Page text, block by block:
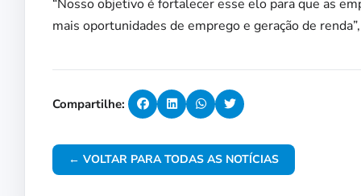
“Nosso objetivo é fortalecer esse elo para que as
mais oportunidades de emprego e geração de
Compartilhe:
← VOLTAR PARA TODAS AS NOTÍCIAS